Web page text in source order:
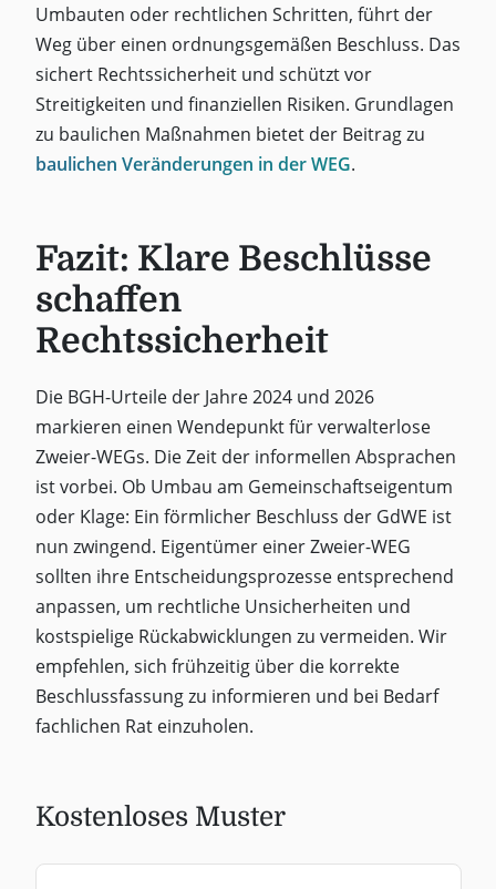
Umbauten oder rechtlichen Schritten, führt der
Weg über einen ordnungsgemäßen Beschluss. Das
sichert Rechtssicherheit und schützt vor
Streitigkeiten und finanziellen Risiken. Grundlagen
zu baulichen Maßnahmen bietet der Beitrag zu
baulichen Veränderungen in der WEG.
Fazit: Klare Beschlüsse
schaffen
Rechtssicherheit
Die BGH-Urteile der Jahre 2024 und 2026
markieren einen Wendepunkt für verwalterlose
Zweier-WEGs. Die Zeit der informellen Absprachen
ist vorbei. Ob Umbau am Gemeinschaftseigentum
oder Klage: Ein förmlicher Beschluss der GdWE ist
nun zwingend. Eigentümer einer Zweier-WEG
sollten ihre Entscheidungsprozesse entsprechend
anpassen, um rechtliche Unsicherheiten und
kostspielige Rückabwicklungen zu vermeiden. Wir
empfehlen, sich frühzeitig über die korrekte
Beschlussfassung zu informieren und bei Bedarf
fachlichen Rat einzuholen.
Kostenloses Muster